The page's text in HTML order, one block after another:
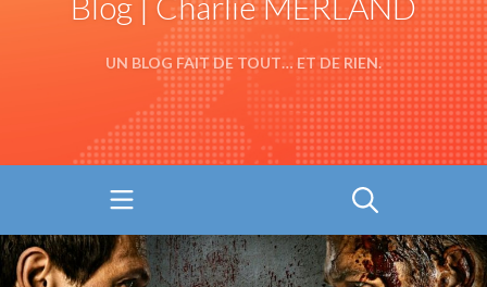
UN BLOG FAIT DE TOUT… ET DE RIEN.